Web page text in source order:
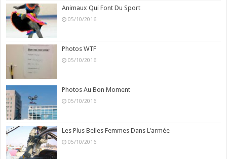
Animaux Qui Font Du Sport
05/10/2016
Photos WTF
05/10/2016
Photos Au Bon Moment
05/10/2016
Les Plus Belles Femmes Dans L'armée
05/10/2016